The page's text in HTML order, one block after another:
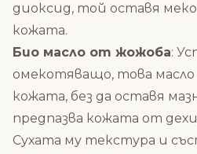
диоксид, той оставя меко
кожата.
Био масло от жожоба:
омекотяващо, това масло
кожата, без да оставя
предпазва кожата от
Сухата му текстура и